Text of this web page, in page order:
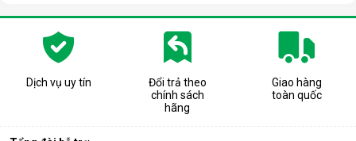
Dịch vụ uy tín
Đổi trả theo
chính sách
hãng
Giao hàng
toàn quốc